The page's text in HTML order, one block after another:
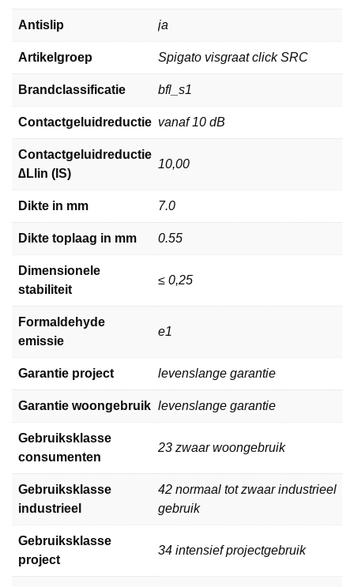
Antislip ja
Artikelgroep Spigato visgraat click SRC
Brandclassificatie bfl_s1
Contactgeluidreductie vanaf 10 dB
Contactgeluidreductie
∆Llin (IS)
10,00
Dikte in mm 7.0
Dikte toplaag in mm 0.55
Dimensionele
stabiliteit
≤ 0,25
Formaldehyde
emissie
e1
Garantie project levenslange garantie
Garantie woongebruik levenslange garantie
Gebruiksklasse
consumenten
23 zwaar woongebruik
Gebruiksklasse
industrieel
42 normaal tot zwaar industrieel
gebruik
Gebruiksklasse
project
34 intensief projectgebruik